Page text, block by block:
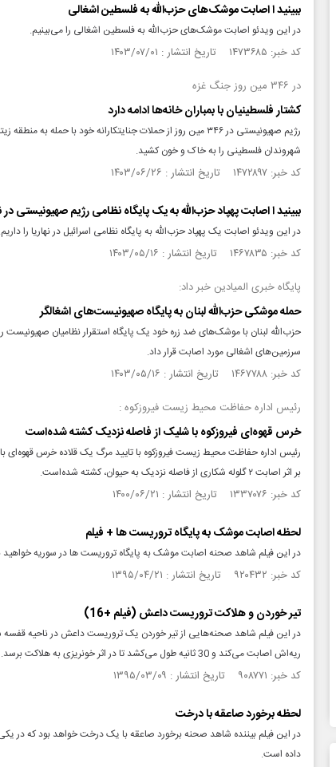
ببینید ا اصابت موشک‌های حزب‌الله به فلسطین اشغالی
در این ویدئو اصابت موشک‌های حزب‌الله به فلسطین اشغالی را می‌بینیم.
کد خبر: ۱۴۷۳۶۸۵ تاریخ انتشار : ۱۴۰۳/۰۷/۰۱
در ۳۴۶ مین روز جنگ غزه
کشتار فلسطینیان با بمباران خانه‌ها ادامه دارد
رژیم صهیونیستی در ۳۴۶ مین روز از حملات جنایتکارانه خود با
شهروندان فلسطینی را به خاک و خون کشید.
کد خبر: ۱۴۷۲۸۹۷ تاریخ انتشار : ۱۴۰۳/۰۶/۲۶
ببینید ا اصابت پهپاد حزب‌الله به یک پایگاه نظامی رژیم صهیونیستی در
در این ویدئو اصابت یک پهپاد حزب‌الله به پایگاه نظامی اسرائیل در نهاریا را داریم.
کد خبر: ۱۴۶۷۸۳۵ تاریخ انتشار : ۱۴۰۳/۰۵/۱۶
پایگاه خبری المیادین خبر داد:
حمله موشکی حزب‌الله لبنان به پایگاه صهیونیست‌های اشغالگر
حزب‌الله لبنان با موشک‌های ضد زره خود یک پایگاه استقرار نظامیان صهیونیست
سرزمین‌های اشغالی مورد اصابت قرار داد.
کد خبر: ۱۴۶۷۷۸۸ تاریخ انتشار : ۱۴۰۳/۰۵/۱۶
رئیس اداره حفاظت محیط زیست فیروزکوه :
خرس قهوه‌ای فیروزکوه با شلیک از فاصله نزدیک کشته شده‌است
رئیس اداره حفاظت محیط زیست فیروزکوه با تایید مرگ یک قلاده خرس
بر اثر اصابت ۲ گلوله شکاری از فاصله نزدیک به حیوان، کشته شده‌است.
کد خبر: ۱۳۳۷۰۷۶ تاریخ انتشار : ۱۴۰۰/۰۶/۲۱
لحظه اصابت موشک به پایگاه تروریست ها + فیلم
در این فیلم شاهد صحنه اصابت موشک به پایگاه تروریست ها در سوریه خواهید
کد خبر: ۹۲۰۴۳۲ تاریخ انتشار : ۱۳۹۵/۰۴/۲۱
تیر خوردن و هلاکت تروریست داعش (فیلم +16)
در این فیلم شاهد صحنه‌هایی از تیر خوردن یک تروریست داعش در ناحیه قفسه
ریه‌اش اصابت می‌کند و 30 ثانیه طول می‌کشد تا در اثر خونریزی به هلاکت برسد.
کد خبر: ۹۰۸۷۷۱ تاریخ انتشار : ۱۳۹۵/۰۳/۰۹
لحظه برخورد صاعقه با درخت
در این فیلم بیننده شاهد صحنه برخورد صاعقه با یک درخت خواهد بود که در
داده است.